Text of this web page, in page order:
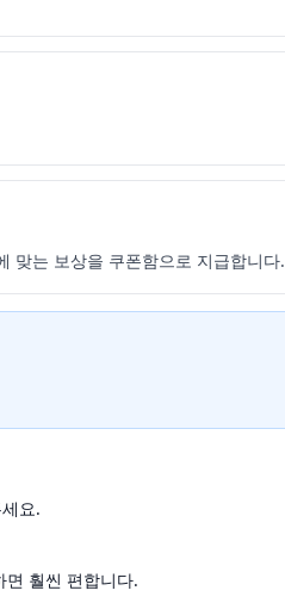
맞는 보상을 쿠폰함으로 지급합니다.
요.
면 훨씬 편합니다.